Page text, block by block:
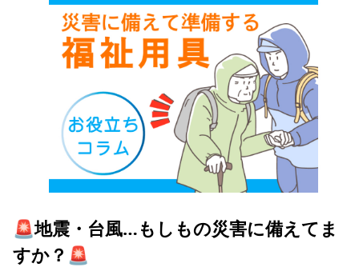
🚨地震・台風…もしもの災害に備えてま
すか？🚨